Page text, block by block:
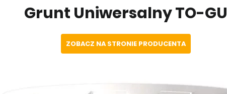
Grunt Uniwersalny TO-GU
ZOBACZ NA STRONIE PRODUCENTA